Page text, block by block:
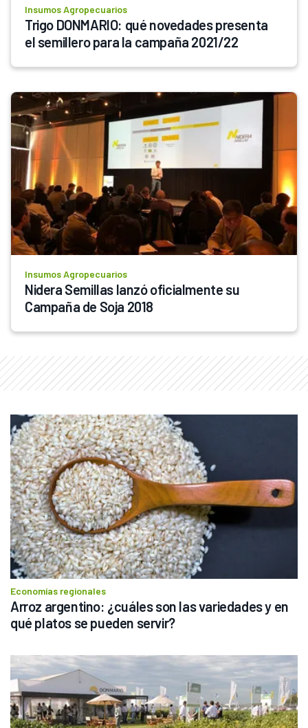
Insumos Agropecuarios
Trigo DONMARIO: qué novedades presenta
el semillero para la campaña 2021/22
Insumos Agropecuarios
Nidera Semillas lanzó oficialmente su
Campaña de Soja 2018
Economías regionales
Arroz argentino: ¿cuáles son las variedades y en
qué platos se pueden servir?